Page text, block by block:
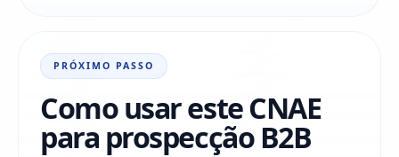
PRÓXIMO PASSO
Como usar este CNAE
para prospecção B2B